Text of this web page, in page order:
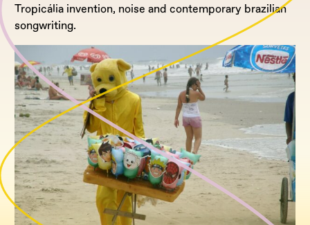
Tropicália invention, noise and contemporary brazilian
songwriting.